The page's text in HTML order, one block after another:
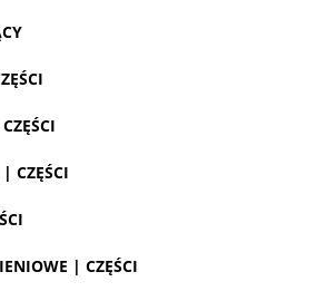
CZĘŚCI
| CZĘŚCI